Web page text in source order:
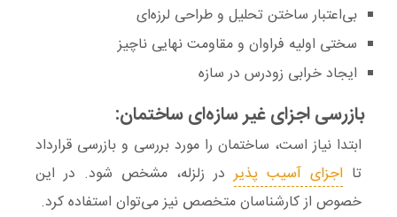
بی‌اعتبار ساختن تحلیل و طراحی لرزه‌ای
سختی اولیه فراوان و مقاومت نهایی ناچیز
ایجاد خرابی زودرس در سازه
بازرسی اجزای غیر سازه‌ای ساختمان:
ابتدا نیاز است، ساختمان را مورد بررسی و بازرسی قرارداد
تا اجزای آسیب ‌پذیردر زلزله، مشخص شود. در این
خصوص از کارشناسان متخصص نیز می‌توان استفاده کرد.